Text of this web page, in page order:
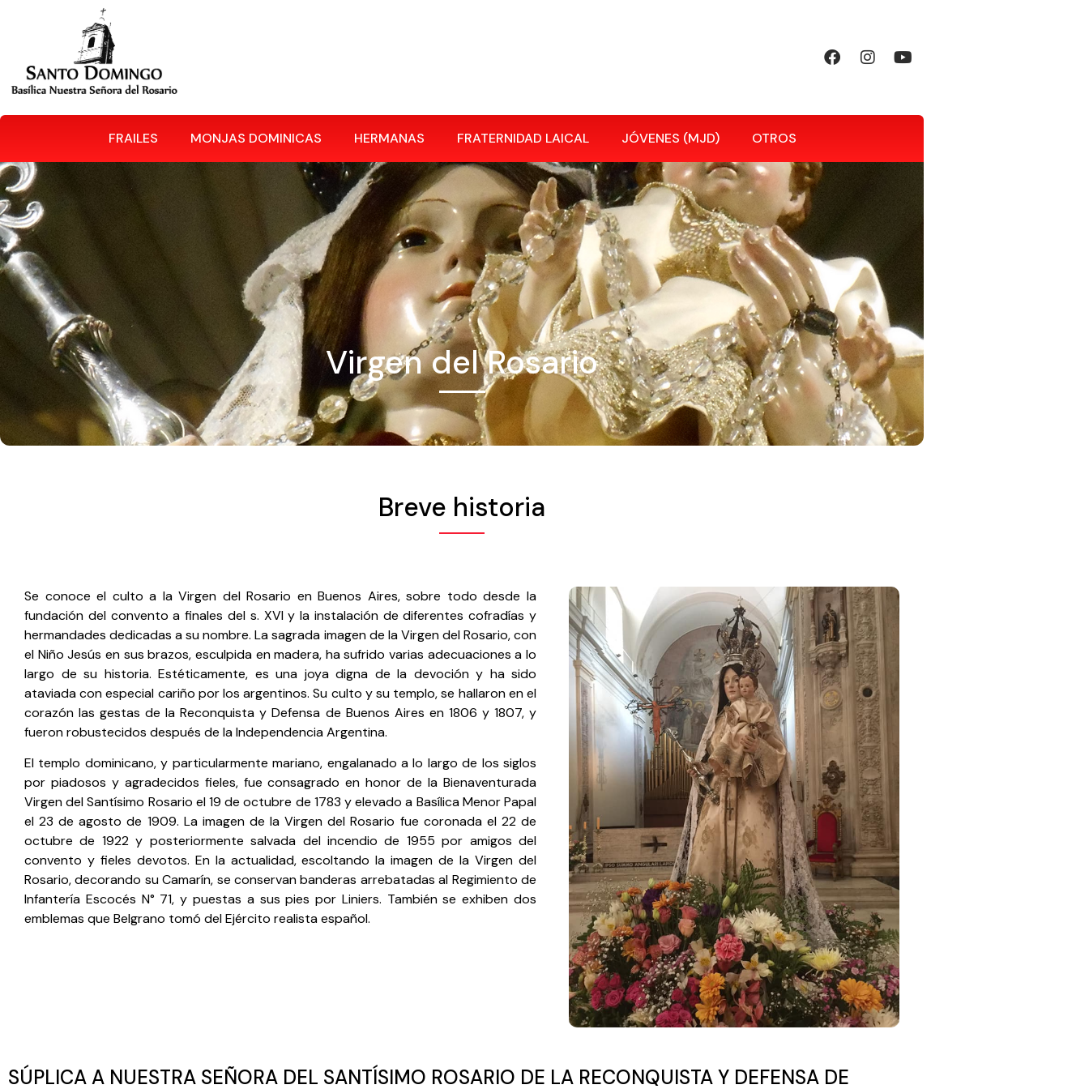
FRAILES MONJAS DOMINICAS HERMANAS FRATERNIDAD LAICAL JÓVENES (MJD) OTROS
Virgen del Rosario
Breve historia
Se conoce el culto a la Virgen del Rosario en Buenos Aires, sobre todo desde la
fundación del convento a finales del s. XVI y la instalación de diferentes cofradías y
hermandades dedicadas a su nombre. La sagrada imagen de la Virgen del Rosario, con
el Niño Jesús en sus brazos, esculpida en madera, ha sufrido varias adecuaciones a lo
largo de su historia. Estéticamente, es una joya digna de la devoción y ha sido
ataviada con especial cariño por los argentinos. Su culto y su templo, se hallaron en el
corazón las gestas de la Reconquista y Defensa de Buenos Aires en 1806 y 1807, y
fueron robustecidos después de la Independencia Argentina.
El templo dominicano, y particularmente mariano, engalanado a lo largo de los siglos
por piadosos y agradecidos fieles, fue consagrado en honor de la Bienaventurada
Virgen del Santísimo Rosario el 19 de octubre de 1783 y elevado a Basílica Menor Papal
el 23 de agosto de 1909. La imagen de la Virgen del Rosario fue coronada el 22 de
octubre de 1922 y posteriormente salvada del incendio de 1955 por amigos del
convento y fieles devotos. En la actualidad, escoltando la imagen de la Virgen del
Rosario, decorando su Camarín, se conservan banderas arrebatadas al Regimiento de
Infantería Escocés N° 71, y puestas a sus pies por Liniers. También se exhiben dos
emblemas que Belgrano tomó del Ejército realista español.
SÚPLICA A NUESTRA SEÑORA DEL SANTÍSIMO ROSARIO DE LA RECONQUISTA Y DEFENSA DE